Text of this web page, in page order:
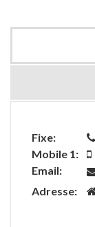
Fixe:
Mobile 1:
Email:
Adresse: